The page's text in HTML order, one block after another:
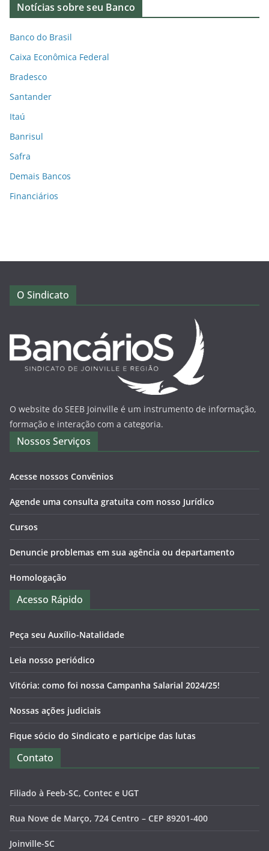
Notícias sobre seu Banco
Banco do Brasil
Caixa Econômica Federal
Bradesco
Santander
Itaú
Banrisul
Safra
Demais Bancos
Financiários
O Sindicato
O website do SEEB Joinville é um instrumento de informação,
formação e interação com a categoria.
Nossos Serviços
Acesse nossos Convênios
Agende uma consulta gratuita com nosso Jurídico
Cursos
Denuncie problemas em sua agência ou departamento
Homologação
Acesso Rápido
Peça seu Auxílio-Natalidade
Leia nosso periódico
Vitória: como foi nossa Campanha Salarial 2024/25!
Nossas ações judiciais
Fique sócio do Sindicato e participe das lutas
Contato
Filiado à Feeb-SC, Contec e UGT
Rua Nove de Março, 724 Centro – CEP 89201-400
Joinville-SC